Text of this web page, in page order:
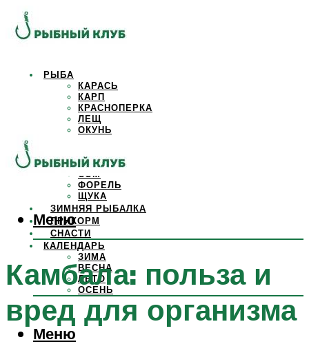
РЫБА
КАРАСЬ
КАРП
КРАСНОПЕРКА
ЛЕЩ
ОКУНЬ
САЗАН
СОМ
ФОРЕЛЬ
ЩУКА
ЗИМНЯЯ РЫБАЛКА
ПРИКОРМ
СНАСТИ
КАЛЕНДАРЬ
ЗИМА
ВЕСНА
ЛЕТО
ОСЕНЬ
Меню
Меню
Камбала: польза и
вред для организма